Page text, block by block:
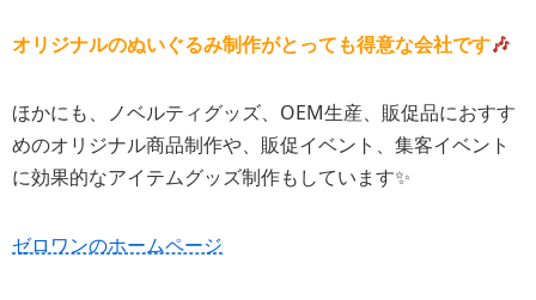
オリジナルのぬいぐるみ制作がとっても得意な会社です🎶
ほかにも、ノベルティグッズ、OEM生産、販促品におすす
めのオリジナル商品制作や、販促イベント、集客イベント
に効果的なアイテムグッズ制作もしています✨
ゼロワンのホームページ